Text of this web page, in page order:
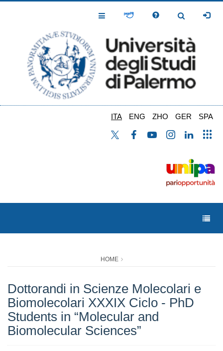
Toggle
Toggle
ITA ENG ZHO GER SPA
HOME
Dottorandi in Scienze Molecolari e
Biomolecolari XXXIX Ciclo - PhD
Students in “Molecular and
Biomolecular Sciences”